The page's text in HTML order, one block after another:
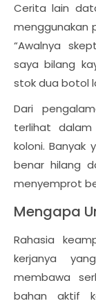
Cerita lain
menggunakan
“Awalnya
saya bilang
stok dua botol
Dari
terlihat
koloni. Banyak
benar hilang
menyemprot
Mengapa
Rahasia
kerjanya
membawa
bahan aktif